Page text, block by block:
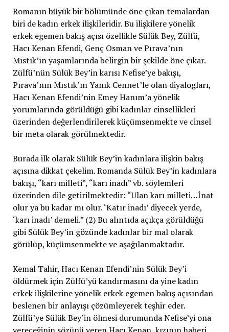
Romanın büyük bir bölümünde öne çıkan temalardan
biri de kadın erkek ilişkileridir. Bu ilişkilere yönelik
erkek egemen bakış açısı özellikle Sülük Bey, Zülfü,
Hacı Kenan Efendi, Genç Osman ve Pırava’nın
Mıstık’ın yaşamlarında belirgin bir şekilde öne çıkar.
Zülfü’nün Sülük Bey’in karısı Nefise’ye bakışı,
Pırava’nın Mıstık’ın Yanık Cennet’le olan diyalogları,
Hacı Kenan Efendi’nin Emey Hanım’a yönelik
yorumlarında görüldüğü gibi kadınlar cinsellikleri
üzerinden değerlendirilerek küçümsenmekte ve cinsel
bir meta olarak görülmektedir.
Burada ilk olarak Sülük Bey’in kadınlara ilişkin bakış
açısına dikkat çekelim. Romanda Sülük Bey’in kadınlara
bakışı, “karı milleti”, “karı inadı” vb. söylemleri
üzerinden dile getirilmektedir: “Ulan karı milleti…İnat
olur ya bu kadar mı olur. ‘Katır inadı’ diyecek yerde,
‘karı inadı’ demeli.” (2) Bu alıntıda açıkça görüldüğü
gibi Sülük Bey’in gözünde kadınlar bir mal olarak
görülüp, küçümsenmekte ve aşağılanmaktadır.
Kemal Tahir, Hacı Kenan Efendi’nin Sülük Bey’i
öldürmek için Zülfü’yü kandırmasını da yine kadın
erkek ilişkilerine yönelik erkek egemen bakış açısından
beslenen bir anlayışı çözümleyerek teşhir eder.
Zülfü’ye Sülük Bey’in ölmesi durumunda Nefise’yi ona